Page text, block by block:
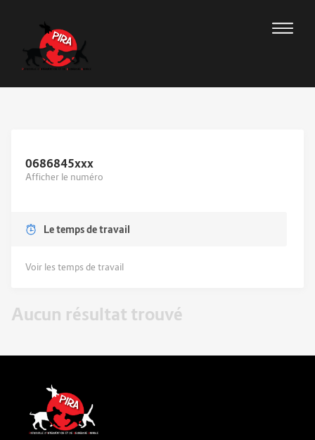
0686845xxx
Afficher le numéro
Le temps de travail
Voir les temps de travail
Aucun résultat trouvé